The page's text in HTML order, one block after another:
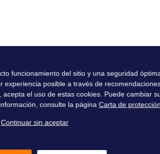
funcionamiento del sitio y una seguridad
posible a través de
el uso de estas cookies. Puede cambiar
consulte la página Carta de
Continuar sin aceptar